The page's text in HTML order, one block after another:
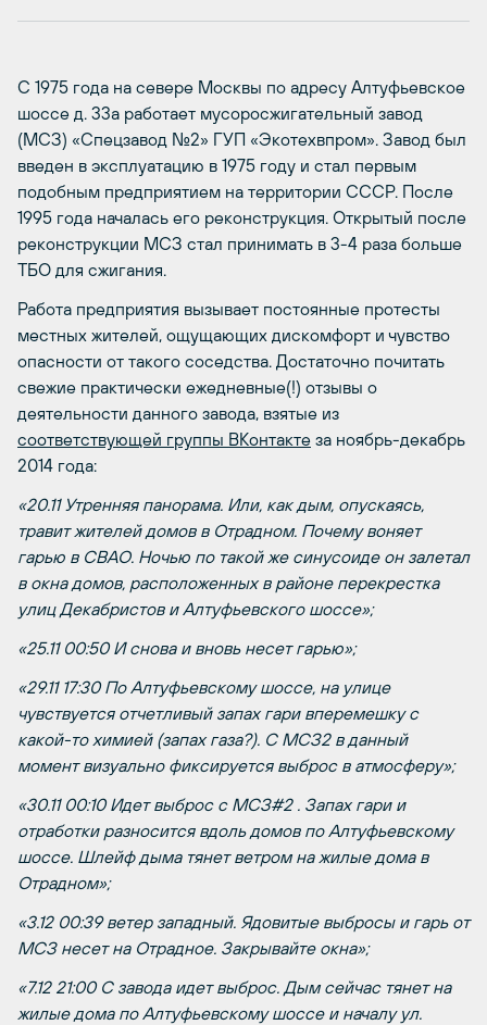
С 1975 года на севере Москвы по адресу Алтуфьевское
шоссе д. 33а работает мусоросжигательный завод
(МСЗ) «Спецзавод №2» ГУП «Экотехвпром». Завод был
введен в эксплуатацию в 1975 году и стал первым
подобным предприятием на территории СССР. После
1995 года началась его реконструкция. Открытый после
реконструкции МСЗ стал принимать в 3-4 раза больше
ТБО для сжигания.
Работа предприятия вызывает постоянные протесты
местных жителей, ощущающих дискомфорт и чувство
опасности от такого соседства. Достаточно почитать
свежие практически ежедневные(!) отзывы о
деятельности данного завода, взятые из
соответствующей группы ВКонтакте за ноябрь-декабрь
2014 года:
«20.11 Утренняя панорама. Или, как дым, опускаясь,
травит жителей домов в Отрадном. Почему воняет
гарью в СВАО. Ночью по такой же синусоиде он залетал
в окна домов, расположенных в районе перекрестка
улиц Декабристов и Алтуфьевского шоссе»;
«25.11 00:50 И снова и вновь несет гарью»;
«29.11 17:30 По Алтуфьевскому шоссе, на улице
чувствуется отчетливый запах гари вперемешку с
какой-то химией (запах газа?). С МСЗ2 в данный
момент визуально фиксируется выброс в атмосферу»;
«30.11 00:10 Идет выброс с МСЗ#2 . Запах гари и
отработки разносится вдоль домов по Алтуфьевскому
шоссе. Шлейф дыма тянет ветром на жилые дома в
Отрадном»;
«3.12 00:39 ветер западный. Ядовитые выбросы и гарь от
МСЗ несет на Отрадное. Закрывайте окна»;
«7.12 21:00 С завода идет выброс. Дым сейчас тянет на
жилые дома по Алтуфьевскому шоссе и началу ул.